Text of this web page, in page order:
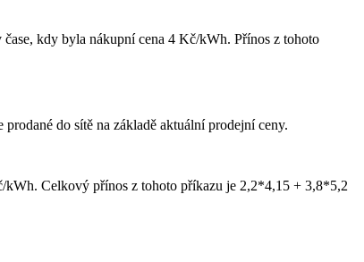
kdy byla nákupní cena 4 Kč/kWh. Přínos z tohoto
do sítě na základě aktuální prodejní ceny.
kWh. Celkový přínos z tohoto příkazu je 2,2*4,15 + 3,8*5,2